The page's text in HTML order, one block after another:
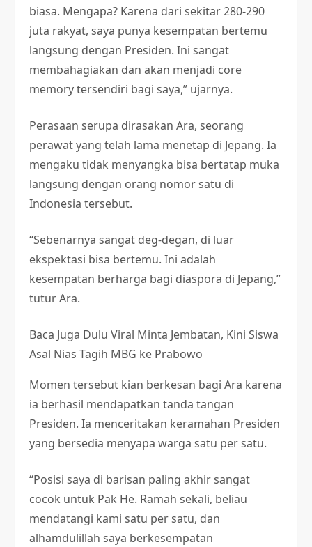
biasa. Mengapa? Karena dari sekitar 280-290
juta rakyat, saya punya kesempatan bertemu
langsung dengan Presiden. Ini sangat
membahagiakan dan akan menjadi core
memory tersendiri bagi saya,” ujarnya.
Perasaan serupa dirasakan Ara, seorang
perawat yang telah lama menetap di Jepang. Ia
mengaku tidak menyangka bisa bertatap muka
langsung dengan orang nomor satu di
Indonesia tersebut.
“Sebenarnya sangat deg-degan, di luar
ekspektasi bisa bertemu. Ini adalah
kesempatan berharga bagi diaspora di Jepang,”
tutur Ara.
Baca Juga Dulu Viral Minta Jembatan, Kini Siswa
Asal Nias Tagih MBG ke Prabowo
Momen tersebut kian berkesan bagi Ara karena
ia berhasil mendapatkan tanda tangan
Presiden. Ia menceritakan keramahan Presiden
yang bersedia menyapa warga satu per satu.
“Posisi saya di barisan paling akhir sangat
cocok untuk Pak He. Ramah sekali, beliau
mendatangi kami satu per satu, dan
alhamdulillah saya berkesempatan